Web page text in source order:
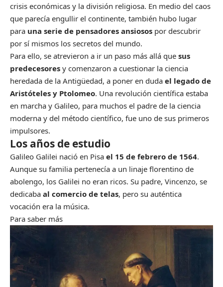
crisis económicas y la división religiosa. En medio del caos
que parecía engullir el continente, también hubo lugar
para una serie de pensadores ansiosos por descubrir
por sí mismos los secretos del mundo.
Para ello, se atrevieron a ir un paso más allá que sus
predecesores y comenzaron a cuestionar la ciencia
heredada de la Antigüedad, a poner en duda el legado de
Aristóteles y Ptolomeo. Una revolución científica estaba
en marcha y Galileo, para muchos el padre de la ciencia
moderna y del método científico, fue uno de sus primeros
impulsores.
Los años de estudio
Galileo Galilei nació en Pisa el 15 de febrero de 1564.
Aunque su familia pertenecía a un linaje florentino de
abolengo, los Galilei no eran ricos. Su padre, Vincenzo, se
dedicaba al comercio de telas, pero su auténtica
vocación era la música.
Para saber más